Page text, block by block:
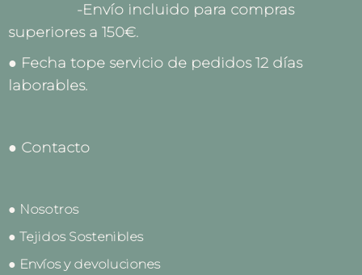
-Envío incluido para compras
superiores a 150€.
● Fecha tope servicio de pedidos 12 días
laborables.
● Contacto
● Nosotros
● Tejidos Sostenibles
● Envíos y devoluciones